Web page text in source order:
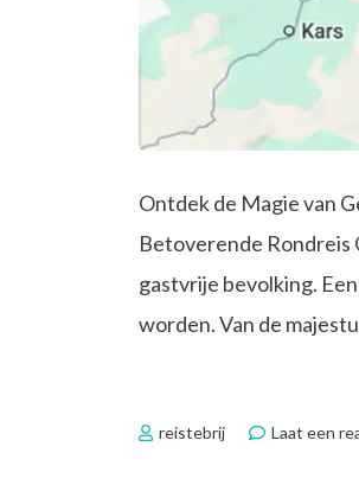
Ontdek de Magie van
Betoverende Rondreis
gastvrije bevolking.
worden. Van de
reistebrij Laat een